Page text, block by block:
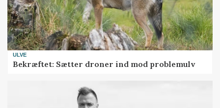
ULVE
Bekræftet: Sætter droner ind mod problemulv